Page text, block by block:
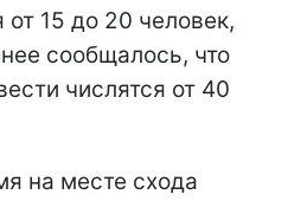
от 15 до 20 человек,
сообщалось, что
числятся от 40
на месте схода